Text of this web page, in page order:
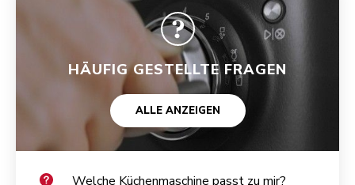
HÄUFIG GESTELLTE FRAGEN
ALLE ANZEIGEN
Welche Küchenmaschine passt zu mir?